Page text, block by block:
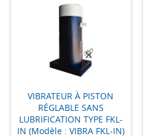
VIBRATEUR À PISTON
RÉGLABLE SANS
LUBRIFICATION TYPE FKL-
IN (Modèle : VIBRA FKL-IN)